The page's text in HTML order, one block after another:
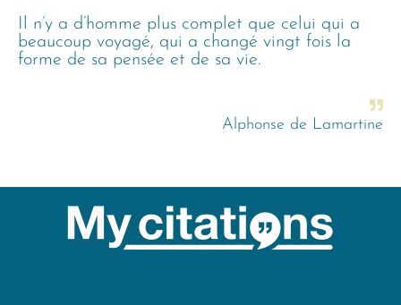
Il n’y a d’homme plus complet que celui qui a
beaucoup voyagé, qui a changé vingt fois la
forme de sa pensée et de sa vie.
Alphonse de Lamartine